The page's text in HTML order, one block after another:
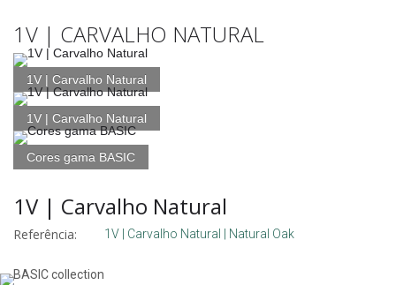
1V | CARVALHO NATURAL
1V | Carvalho Natural
1V | Carvalho Natural
Cores gama BASIC
1V | Carvalho Natural
Referência: 1V | Carvalho Natural | Natural Oak
BASIC collection